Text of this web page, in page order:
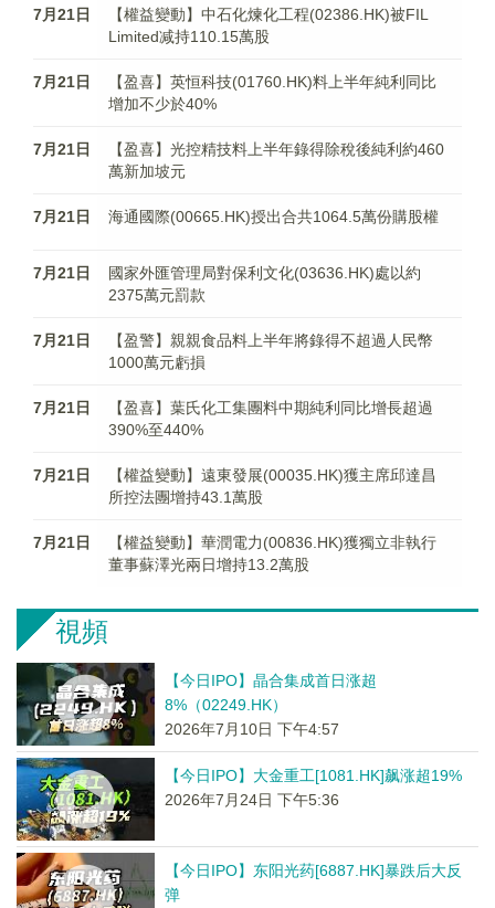
7月21日
【權益變動】中石化煉化工程(02386.HK)被FIL
Limited减持110.15萬股
7月21日
【盈喜】英恒科技(01760.HK)料上半年純利同比
增加不少於40%
7月21日
【盈喜】光控精技料上半年錄得除稅後純利約460
萬新加坡元
7月21日 海通國際(00665.HK)授出合共1064.5萬份購股權
7月21日
國家外匯管理局對保利文化(03636.HK)處以約
2375萬元罰款
7月21日
【盈警】親親食品料上半年將錄得不超過人民幣
1000萬元虧損
7月21日
【盈喜】葉氏化工集團料中期純利同比增長超過
390%至440%
7月21日
【權益變動】遠東發展(00035.HK)獲主席邱達昌
所控法團增持43.1萬股
7月21日
【權益變動】華潤電力(00836.HK)獲獨立非執行
董事蘇澤光兩日增持13.2萬股
視頻
【今日IPO】晶合集成首日涨超
8%（02249.HK）
2026年7月10日 下午4:57
【今日IPO】大金重工[1081.HK]飙涨超19%
2026年7月24日 下午5:36
【今日IPO】东阳光药[6887.HK]暴跌后大反
弹